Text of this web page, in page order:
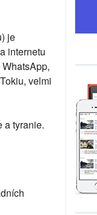
je
internetu
velmi
a tyranie.